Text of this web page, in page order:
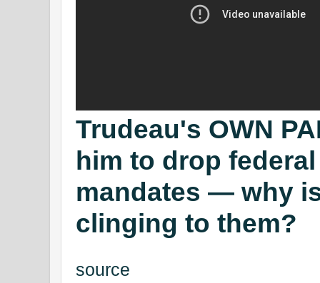
Trudeau's OWN
him to drop federal
mandates — why
clinging to them?
source